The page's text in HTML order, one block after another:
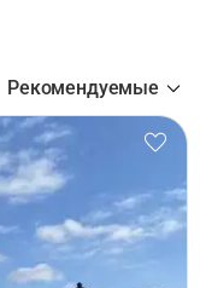
Рекомендуемые